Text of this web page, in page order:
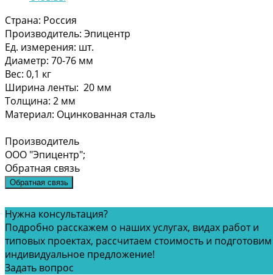
Страна: Россия
Производитель: Эпицентр
Ед. измерения: шт.
Диаметр: 70-76 мм
Вес: 0,1 кг
Ширина ленты: 20 мм
Толщина: 2 мм
Материал: Оцинкованная сталь
Производитель
ООО "Эпицентр";
Обратная связь
Обратная связь
Нужна консультация?
Подробно расскажем о наших услугах, видах работ и
типовых проектах, рассчитаем стоимость и подготовим
индивидуальное предложение!
Задать вопрос
Loading...